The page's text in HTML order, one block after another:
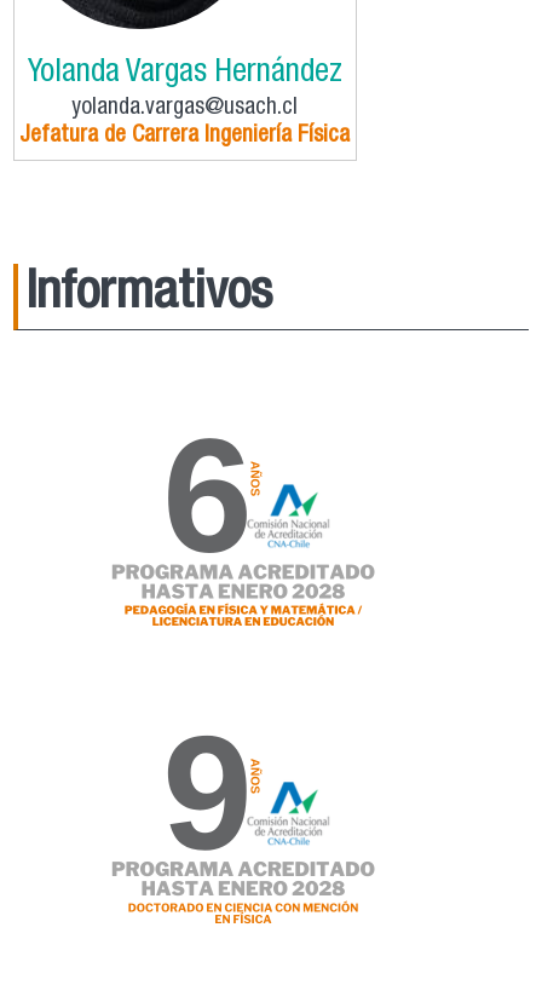
Yolanda Vargas Hernández
yolanda.vargas@usach.cl
Jefatura de Carrera Ingeniería Física
Informativos